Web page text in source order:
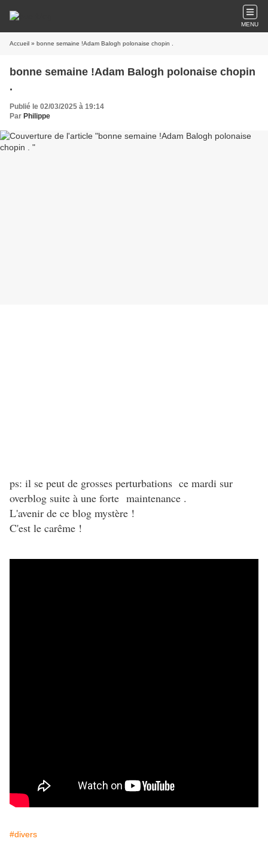
MENU
Accueil » bonne semaine !Adam Balogh polonaise chopin .
bonne semaine !Adam Balogh polonaise chopin
.
Publié le 02/03/2025 à 19:14
Par Philippe
ps: il se peut de grosses perturbations ce mardi sur
overblog suite à une forte maintenance .
L'avenir de ce blog mystère !
C'est le carême !
#divers